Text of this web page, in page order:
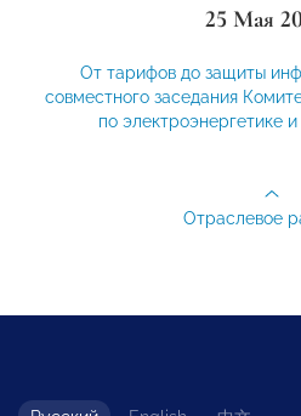
25 Мая
От тарифов до защиты
совместного заседания
по электроэнергетике
Отраслевое